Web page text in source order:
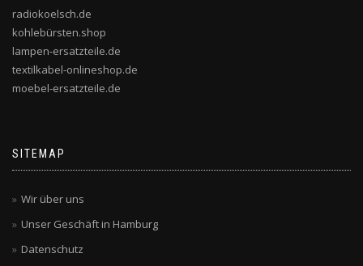
radiokoelsch.de
kohlebürsten.shop
lampen-ersatzteile.de
textilkabel-onlineshop.de
moebel-ersatzteile.de
SITEMAP
Wir über uns
Unser Geschäft in Hamburg
Datenschutz